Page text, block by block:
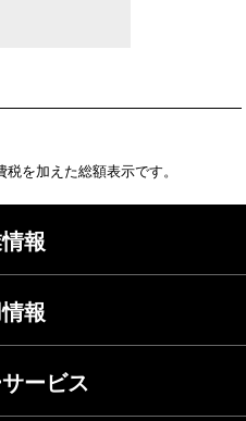
を加えた総額表示です。
報
報
ービス